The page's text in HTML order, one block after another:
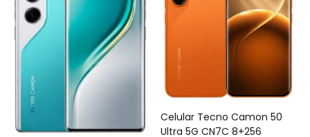
Celular Tecno Camon 50
Ultra 5G CN7C 8+256